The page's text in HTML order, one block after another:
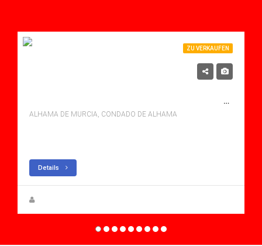
ZU VERKAUFEN
ZU VERKAUFEN APARTMENT IN CONDADO DE ALHAMA, ALHAMA DE MURCIA MIT POOL
ALHAMA DE MURCIA, CONDADO DE ALHAMA
Details